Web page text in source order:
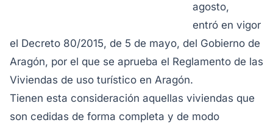
agosto,
entró en vigor
el Decreto 80/2015, de 5 de mayo, del Gobierno de
Aragón, por el que se aprueba el Reglamento de las
Viviendas de uso turístico en Aragón.
Tienen esta consideración aquellas viviendas que
son cedidas de forma completa y de modo